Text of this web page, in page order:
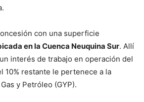
con una superficie
en la Cuenca Neuquina Sur. Allí
interés de trabajo en operación del
10% restante le pertenece a la
y Petróleo (GYP).